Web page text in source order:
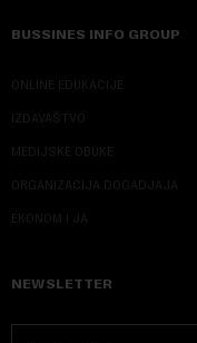
BUSSINES INFO GROUP
ONLINE EDUKACIJE
IZDAVAŠTVO
MEDIJSKE OBUKE
ORGANIZACIJA DOGADJAJA
EKONOM I JA
NEWSLETTER